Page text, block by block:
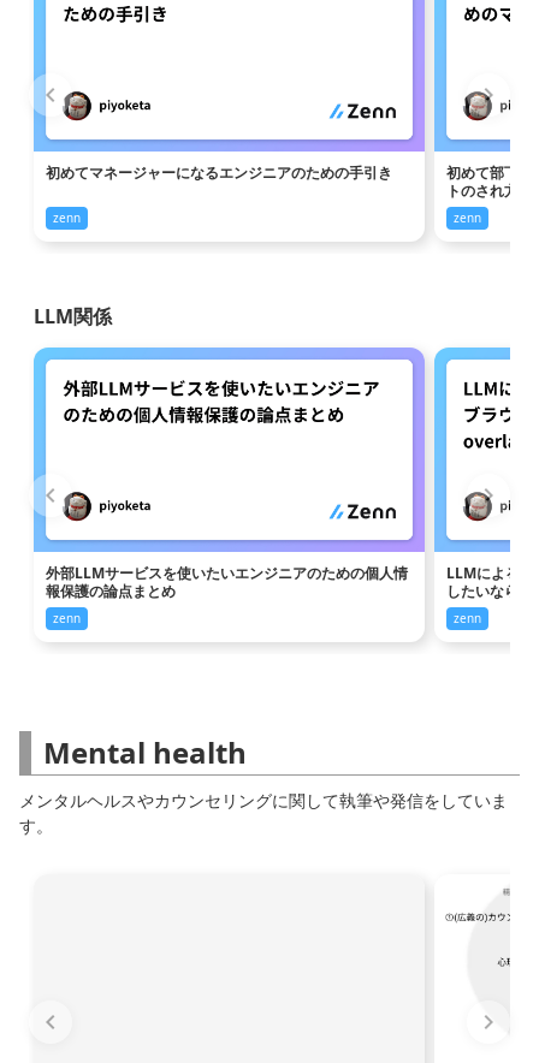
初めてマネージャーになるエンジニアのための手引き
zenn
初めて部下に
トのされ方
zenn
LLM関係
外部LLMサービスを使いたいエンジニアのための個人情
報保護の論点まとめ
zenn
LLMによる
したいなら
zenn
Mental health
メンタルヘルスやカウンセリングに関して執筆や発信をしていま
す。